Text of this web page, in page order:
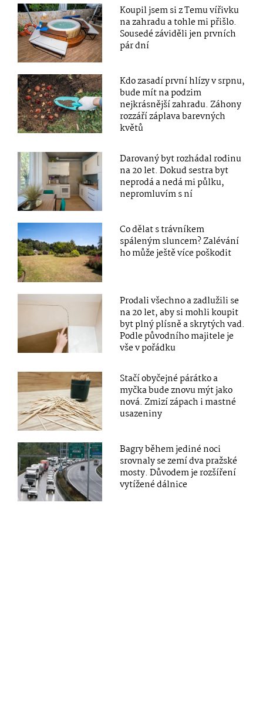
Koupil jsem si z Temu vířivku
na zahradu a tohle mi přišlo.
Sousedé záviděli jen prvních
pár dní
Kdo zasadí první hlízy v srpnu,
bude mít na podzim
nejkrásnější zahradu. Záhony
rozzáří záplava barevných
květů
Darovaný byt rozhádal rodinu
na 20 let. Dokud sestra byt
neprodá a nedá mi půlku,
nepromluvím s ní
Co dělat s trávníkem
spáleným sluncem? Zalévání
ho může ještě více poškodit
Prodali všechno a zadlužili se
na 20 let, aby si mohli koupit
byt plný plísně a skrytých vad.
Podle původního majitele je
vše v pořádku
Stačí obyčejné párátko a
myčka bude znovu mýt jako
nová. Zmizí zápach i mastné
usazeniny
Bagry během jediné noci
srovnaly se zemí dva pražské
mosty. Důvodem je rozšíření
vytížené dálnice